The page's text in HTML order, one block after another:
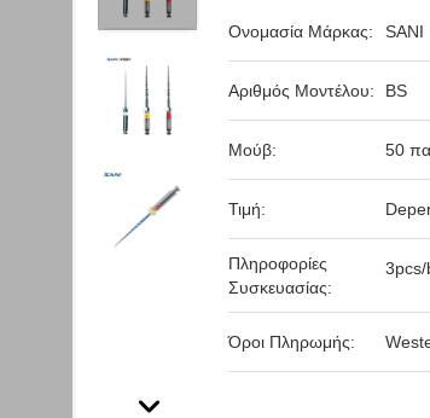
Ονομασία Μάρκας: SANI
Αριθμός Μοντέλου: BS
Μούβ: 50
Τιμή:
Πληροφορίες
Συσκευασίας:
3pcs/
Όροι Πληρωμής: